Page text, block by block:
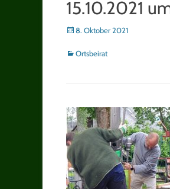
15.10.2021
Posted
8. Oktober 2021
Kategorien
Ortsbeirat